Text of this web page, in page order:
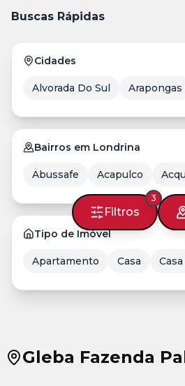
Filtros
3
Buscas Rápidas
Cidades
Alvorada Do Sul Arapongas
Bairros em Londrina
Abussafe Acapulco
Tipo de Imóvel
Apartamento Casa
Gleba Fazenda
cidade